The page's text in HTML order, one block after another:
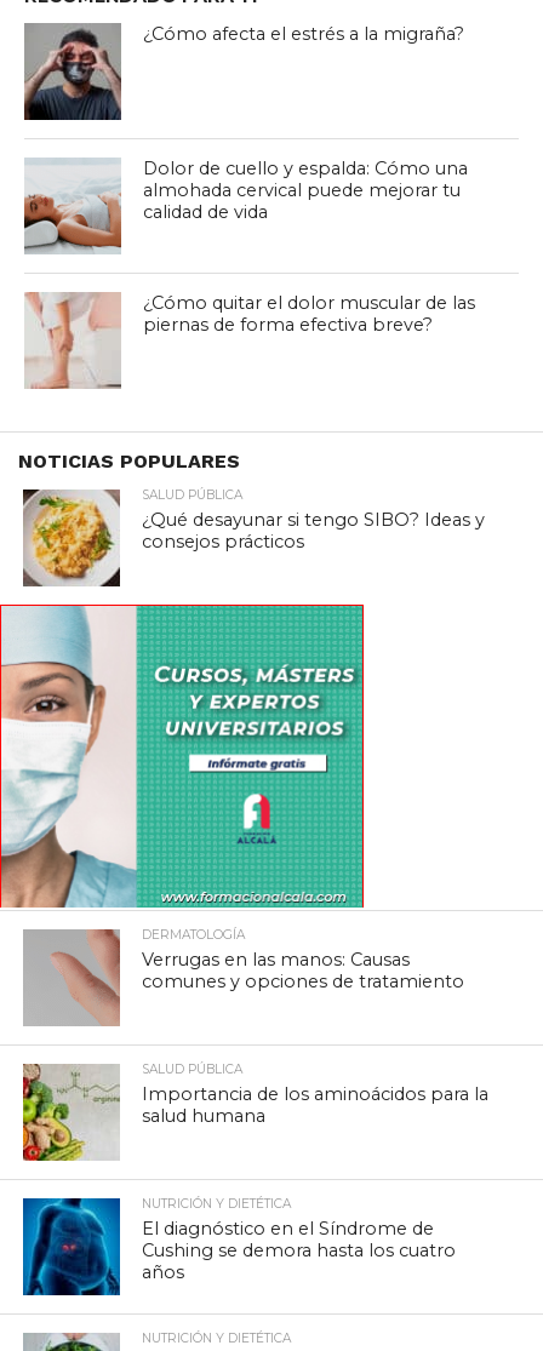
¿Cómo afecta el estrés a la migraña?
Dolor de cuello y espalda: Cómo una
almohada cervical puede mejorar tu
calidad de vida
¿Cómo quitar el dolor muscular de las
piernas de forma efectiva breve?
NOTICIAS POPULARES
SALUD PÚBLICA
¿Qué desayunar si tengo SIBO? Ideas y
consejos prácticos
DERMATOLOGÍA
Verrugas en las manos: Causas
comunes y opciones de tratamiento
SALUD PÚBLICA
Importancia de los aminoácidos para la
salud humana
NUTRICIÓN Y DIETÉTICA
El diagnóstico en el Síndrome de
Cushing se demora hasta los cuatro
años
NUTRICIÓN Y DIETÉTICA